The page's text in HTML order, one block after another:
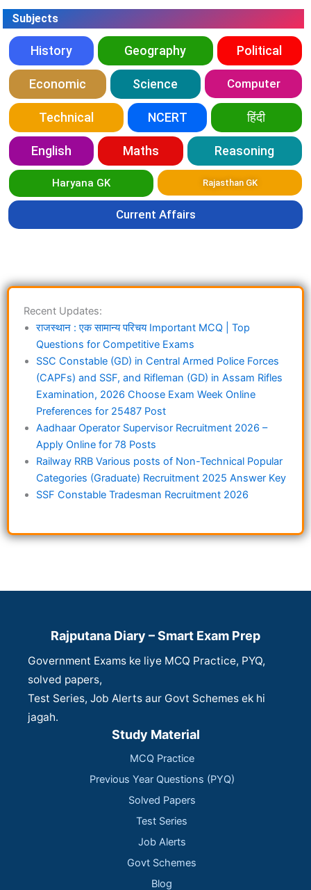
Subjects
History Geography Political
Economic Science Computer
Technical NCERT हिंदी
English Maths Reasoning
Haryana GK Rajasthan GK
Current Affairs
Recent Updates:
राजस्थान : एक सामान्य परिचय Important MCQ | Top
Questions for Competitive Exams
SSC Constable (GD) in Central Armed Police Forces
(CAPFs) and SSF, and Rifleman (GD) in Assam Rifles
Examination, 2026 Choose Exam Week Online
Preferences for 25487 Post
Aadhaar Operator Supervisor Recruitment 2026 –
Apply Online for 78 Posts
Railway RRB Various posts of Non-Technical Popular
Categories (Graduate) Recruitment 2025 Answer Key
SSF Constable Tradesman Recruitment 2026
Rajputana Diary – Smart Exam Prep
Government Exams ke liye MCQ Practice, PYQ,
solved papers,
Test Series, Job Alerts aur Govt Schemes ek hi
jagah.
Study Material
MCQ Practice
Previous Year Questions (PYQ)
Solved Papers
Test Series
Job Alerts
Govt Schemes
Blog